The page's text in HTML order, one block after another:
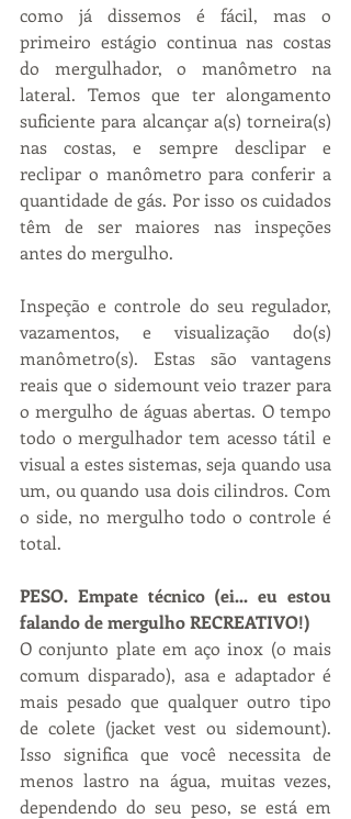
como já dissemos é fácil, mas o
primeiro estágio continua nas costas
do mergulhador, o manômetro na
lateral. Temos que ter alongamento
suficiente para alcançar a(s) torneira(s)
nas costas, e sempre desclipar e
reclipar o manômetro para conferir a
quantidade de gás. Por isso os cuidados
têm de ser maiores nas inspeções
antes do mergulho.
Inspeção e controle do seu regulador,
vazamentos, e visualização do(s)
manômetro(s). Estas são vantagens
reais que o sidemount veio trazer para
o mergulho de águas abertas. O tempo
todo o mergulhador tem acesso tátil e
visual a estes sistemas, seja quando usa
um, ou quando usa dois cilindros. Com
o side, no mergulho todo o controle é
total.
PESO. Empate técnico (ei... eu estou
falando de mergulho RECREATIVO!)
O conjunto plate em aço inox (o mais
comum disparado), asa e adaptador é
mais pesado que qualquer outro tipo
de colete (jacket vest ou sidemount).
Isso significa que você necessita de
menos lastro na água, muitas vezes,
dependendo do seu peso, se está em